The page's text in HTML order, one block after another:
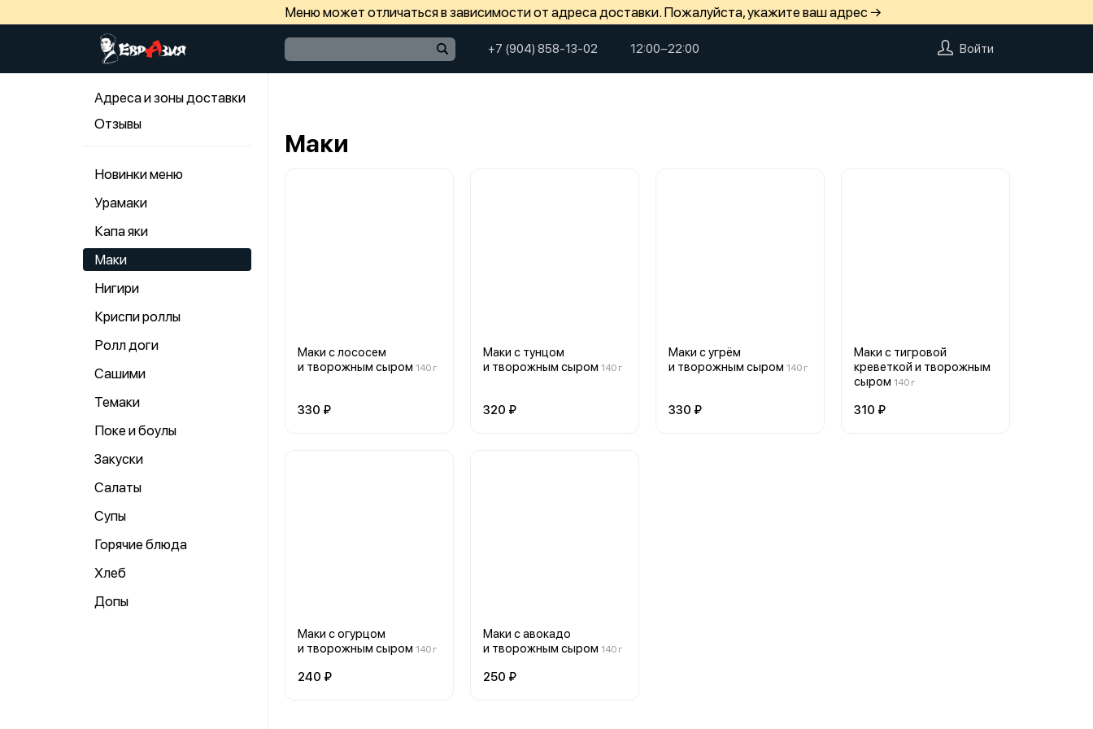
Меню может отличаться в зависимости от адреса доставки. Пожалуйста, укажите ваш адрес →
+7 (904) 858-13-02 12:00−22:00 Войти
Адреса и зоны доставки
Отзывы
Новинки меню
Урамаки
Капа яки
Маки
Нигири
Криспи роллы
Ролл доги
Сашими
Темаки
Поке и боулы
Закуски
Салаты
Супы
Горячие блюда
Хлеб
Допы
Маки
Маки с лососем
и творожным сыром 140 г
330 ₽
Маки с тунцом
и творожным сыром 140 г
320 ₽
Маки с угрём
и творожным сыром 140 г
330 ₽
Маки с тигровой
креветкой и творожным
сыром 140 г
310 ₽
Маки с огурцом
и творожным сыром 140 г
240 ₽
Маки с авокадо
и творожным сыром 140 г
250 ₽